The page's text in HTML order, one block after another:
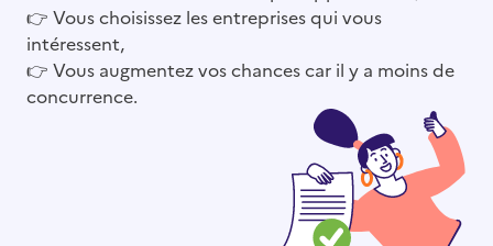
👉 Vous choisissez les entreprises qui vous
intéressent,
👉 Vous augmentez vos chances car il y a moins de
concurrence.